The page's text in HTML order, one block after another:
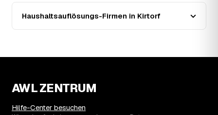
fallend um rund 33 %, mit dem bisherigen Höchststand im
Jahr 2024. Seither ist der Ø-Preis rückläufig – die
Stadtallendorf liegt bei einem Ø-Preis von rund 2.054 €
pro Haushaltsauflösung, in Kirtorf sind es im Schnitt
2.054 €. Die genaue Preisspanne hängt jeweils von
Haushaltsauflösungs-Firmen in Kirtorf
AWL ZENTRUM
Hilfe-Center besuchen